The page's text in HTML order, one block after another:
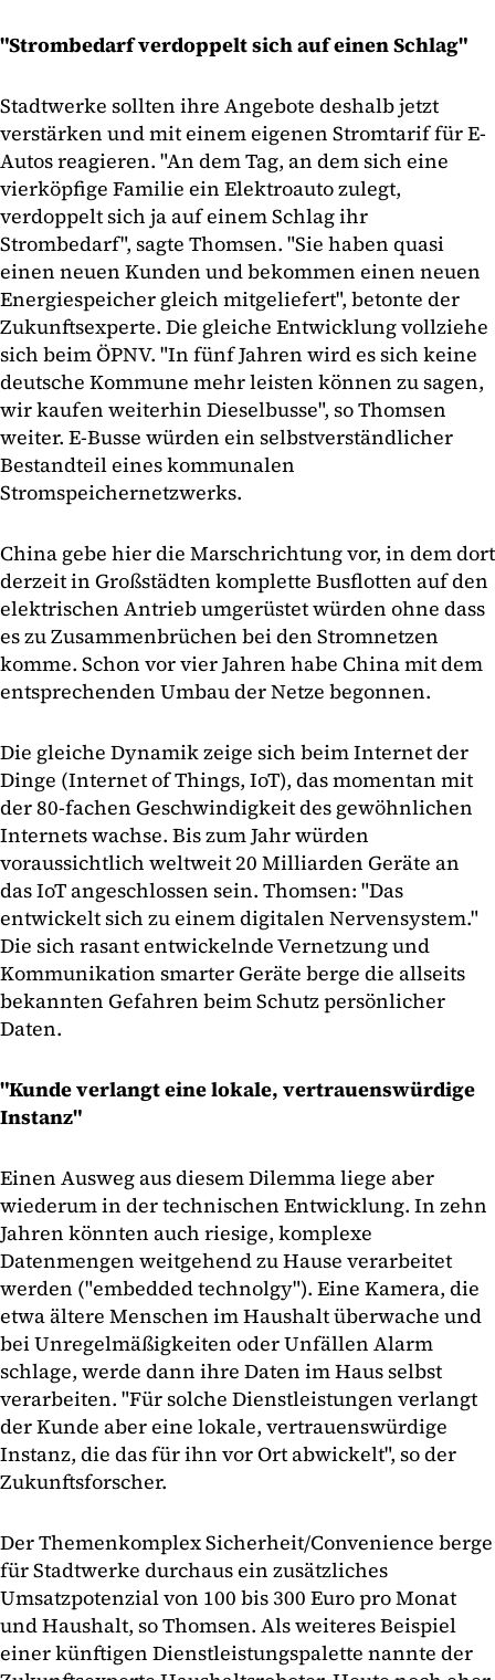
"Strombedarf verdoppelt sich auf einen Schlag"
Stadtwerke sollten ihre Angebote deshalb jetzt
verstärken und mit einem eigenen Stromtarif für E-
Autos reagieren. "An dem Tag, an dem sich eine
vierköpfige Familie ein Elektroauto zulegt,
verdoppelt sich ja auf einem Schlag ihr
Strombedarf", sagte Thomsen. "Sie haben quasi
einen neuen Kunden und bekommen einen neuen
Energiespeicher gleich mitgeliefert", betonte der
Zukunftsexperte. Die gleiche Entwicklung vollziehe
sich beim ÖPNV. "In fünf Jahren wird es sich keine
deutsche Kommune mehr leisten können zu sagen,
wir kaufen weiterhin Dieselbusse", so Thomsen
weiter. E-Busse würden ein selbstverständlicher
Bestandteil eines kommunalen
Stromspeichernetzwerks.
China gebe hier die Marschrichtung vor, in dem dort
derzeit in Großstädten komplette Busflotten auf den
elektrischen Antrieb umgerüstet würden ohne dass
es zu Zusammenbrüchen bei den Stromnetzen
komme. Schon vor vier Jahren habe China mit dem
entsprechenden Umbau der Netze begonnen.
Die gleiche Dynamik zeige sich beim Internet der
Dinge (Internet of Things, IoT), das momentan mit
der 80-fachen Geschwindigkeit des gewöhnlichen
Internets wachse. Bis zum Jahr würden
voraussichtlich weltweit 20 Milliarden Geräte an
das IoT angeschlossen sein. Thomsen: "Das
entwickelt sich zu einem digitalen Nervensystem."
Die sich rasant entwickelnde Vernetzung und
Kommunikation smarter Geräte berge die allseits
bekannten Gefahren beim Schutz persönlicher
Daten.
"Kunde verlangt eine lokale, vertrauenswürdige
Instanz"
Einen Ausweg aus diesem Dilemma liege aber
wiederum in der technischen Entwicklung. In zehn
Jahren könnten auch riesige, komplexe
Datenmengen weitgehend zu Hause verarbeitet
werden ("embedded technolgy"). Eine Kamera, die
etwa ältere Menschen im Haushalt überwache und
bei Unregelmäßigkeiten oder Unfällen Alarm
schlage, werde dann ihre Daten im Haus selbst
verarbeiten. "Für solche Dienstleistungen verlangt
der Kunde aber eine lokale, vertrauenswürdige
Instanz, die das für ihn vor Ort abwickelt", so der
Zukunftsforscher.
Der Themenkomplex Sicherheit/Convenience berge
für Stadtwerke durchaus ein zusätzliches
Umsatzpotenzial von 100 bis 300 Euro pro Monat
und Haushalt, so Thomsen. Als weiteres Beispiel
einer künftigen Dienstleistungspalette nannte der